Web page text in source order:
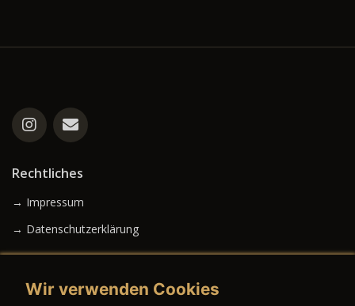
Rechtliches
→ Impressum
→ Datenschutzerklärung
Wir verwenden Cookies